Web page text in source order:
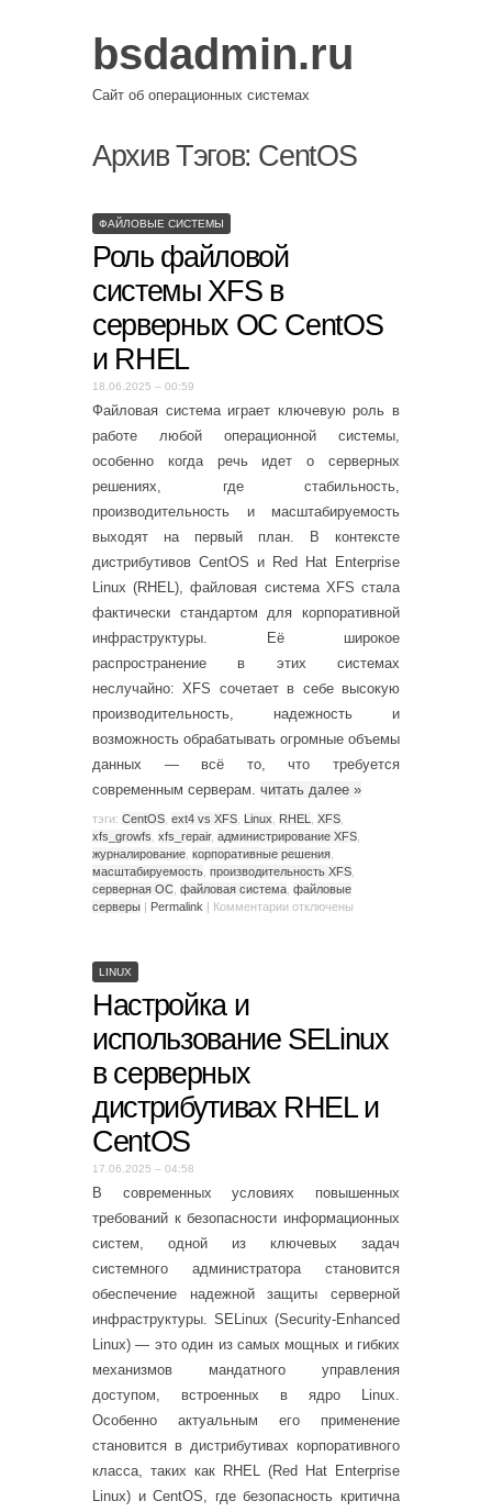
bsdadmin.ru
Сайт об операционных системах
Архив Тэгов: CentOS
ФАЙЛОВЫЕ СИСТЕМЫ
Роль файловой
системы XFS в
серверных ОС CentOS
и RHEL
18.06.2025 – 00:59
Файловая система играет ключевую роль в
работе любой операционной системы,
особенно когда речь идет о серверных
решениях, где стабильность,
производительность и масштабируемость
выходят на первый план. В контексте
дистрибутивов CentOS и Red Hat Enterprise
Linux (RHEL), файловая система XFS стала
фактически стандартом для корпоративной
инфраструктуры. Её широкое
распространение в этих системах
неслучайно: XFS сочетает в себе высокую
производительность, надежность и
возможность обрабатывать огромные объемы
данных — всё то, что требуется
современным серверам. читать далее »
тэги: CentOS ext4 vs XFS Linux RHEL XFS
xfs_growfs xfs_repair, администрирование XFS
журналирование корпоративные решения
масштабируемость производительность XFS
серверная ОС файловая система файловые
серверы | Permalink | Комментарии отключены
LINUX
Настройка и
использование SELinux
в серверных
дистрибутивах RHEL и
CentOS
17.06.2025 – 04:58
В современных условиях повышенных
требований к безопасности информационных
систем, одной из ключевых задач
системного администратора становится
обеспечение надежной защиты серверной
инфраструктуры. SELinux (Security-Enhanced
Linux) — это один из самых мощных и гибких
механизмов мандатного управления
доступом, встроенных в ядро Linux.
Особенно актуальным его применение
становится в дистрибутивах корпоративного
класса, таких как RHEL (Red Hat Enterprise
Linux) и CentOS, где безопасность критична